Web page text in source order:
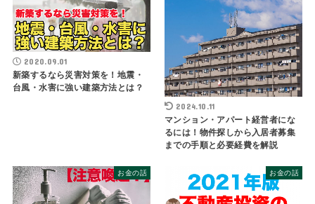
2020.09.01
新築するなら災害対策を！地震・
台風・水害に強い建築方法とは？
2024.10.11
マンション・アパート経営者にな
るには！物件探しから入居者募集
までの手順と必要経費を解説
お金の話 お金の話